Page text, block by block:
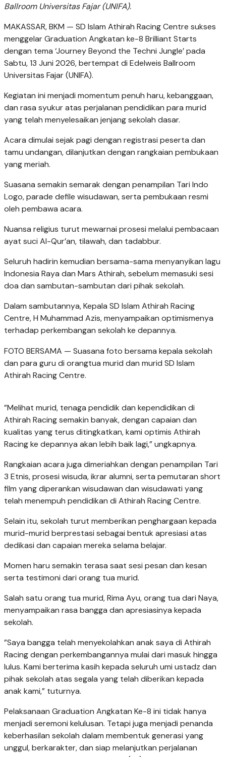
Ballroom Universitas Fajar (UNIFA).
MAKASSAR, BKM — SD Islam Athirah Racing Centre sukses
menggelar Graduation Angkatan ke-8 Brilliant Starts
dengan tema ‘Journey Beyond the Techni Jungle’ pada
Sabtu, 13 Juni 2026, bertempat di Edelweis Ballroom
Universitas Fajar (UNIFA).
Kegiatan ini menjadi momentum penuh haru, kebanggaan,
dan rasa syukur atas perjalanan pendidikan para murid
yang telah menyelesaikan jenjang sekolah dasar.
Acara dimulai sejak pagi dengan registrasi peserta dan
tamu undangan, dilanjutkan dengan rangkaian pembukaan
yang meriah.
Suasana semakin semarak dengan penampilan Tari Indo
Logo, parade defile wisudawan, serta pembukaan resmi
oleh pembawa acara.
Nuansa religius turut mewarnai prosesi melalui pembacaan
ayat suci Al-Qur’an, tilawah, dan tadabbur.
Seluruh hadirin kemudian bersama-sama menyanyikan lagu
Indonesia Raya dan Mars Athirah, sebelum memasuki sesi
doa dan sambutan-sambutan dari pihak sekolah.
Dalam sambutannya, Kepala SD Islam Athirah Racing
Centre, H Muhammad Azis, menyampaikan optimismenya
terhadap perkembangan sekolah ke depannya.
FOTO BERSAMA — Suasana foto bersama kepala sekolah
dan para guru di orangtua murid dan murid SD Islam
Athirah Racing Centre.
”Melihat murid, tenaga pendidik dan kependidikan di
Athirah Racing semakin banyak, dengan capaian dan
kualitas yang terus ditingkatkan, kami optimis Athirah
Racing ke depannya akan lebih baik lagi,” ungkapnya.
Rangkaian acara juga dimeriahkan dengan penampilan Tari
3 Etnis, prosesi wisuda, ikrar alumni, serta pemutaran short
film yang diperankan wisudawan dan wisudawati yang
telah menempuh pendidikan di Athirah Racing Centre.
Selain itu, sekolah turut memberikan penghargaan kepada
murid-murid berprestasi sebagai bentuk apresiasi atas
dedikasi dan capaian mereka selama belajar.
Momen haru semakin terasa saat sesi pesan dan kesan
serta testimoni dari orang tua murid.
Salah satu orang tua murid, Rima Ayu, orang tua dari Naya,
menyampaikan rasa bangga dan apresiasinya kepada
sekolah.
”Saya bangga telah menyekolahkan anak saya di Athirah
Racing dengan perkembangannya mulai dari masuk hingga
lulus. Kami berterima kasih kepada seluruh umi ustadz dan
pihak sekolah atas segala yang telah diberikan kepada
anak kami,” tuturnya.
Pelaksanaan Graduation Angkatan Ke-8 ini tidak hanya
menjadi seremoni kelulusan. Tetapi juga menjadi penanda
keberhasilan sekolah dalam membentuk generasi yang
unggul, berkarakter, dan siap melanjutkan perjalanan